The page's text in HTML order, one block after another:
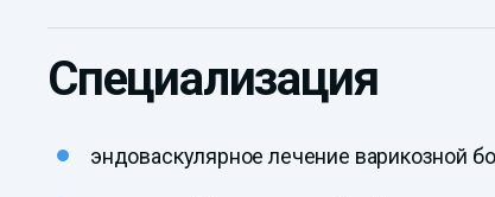
Специализация
эндоваскулярное лечение варикозной